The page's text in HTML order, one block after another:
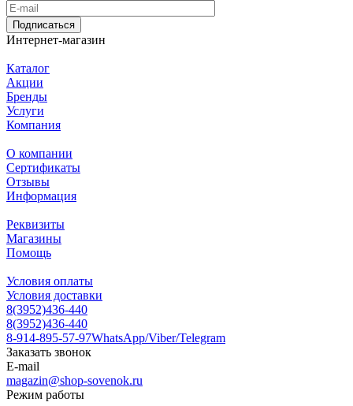
Подписаться
Интернет-магазин
Каталог
Акции
Бренды
Услуги
Компания
О компании
Сертификаты
Отзывы
Информация
Реквизиты
Магазины
Помощь
Условия оплаты
Условия доставки
8(3952)436-440
8(3952)436-440
8-914-895-57-97WhatsApp/Viber/Telegram
Заказать звонок
E-mail
magazin@shop-sovenok.ru
Режим работы